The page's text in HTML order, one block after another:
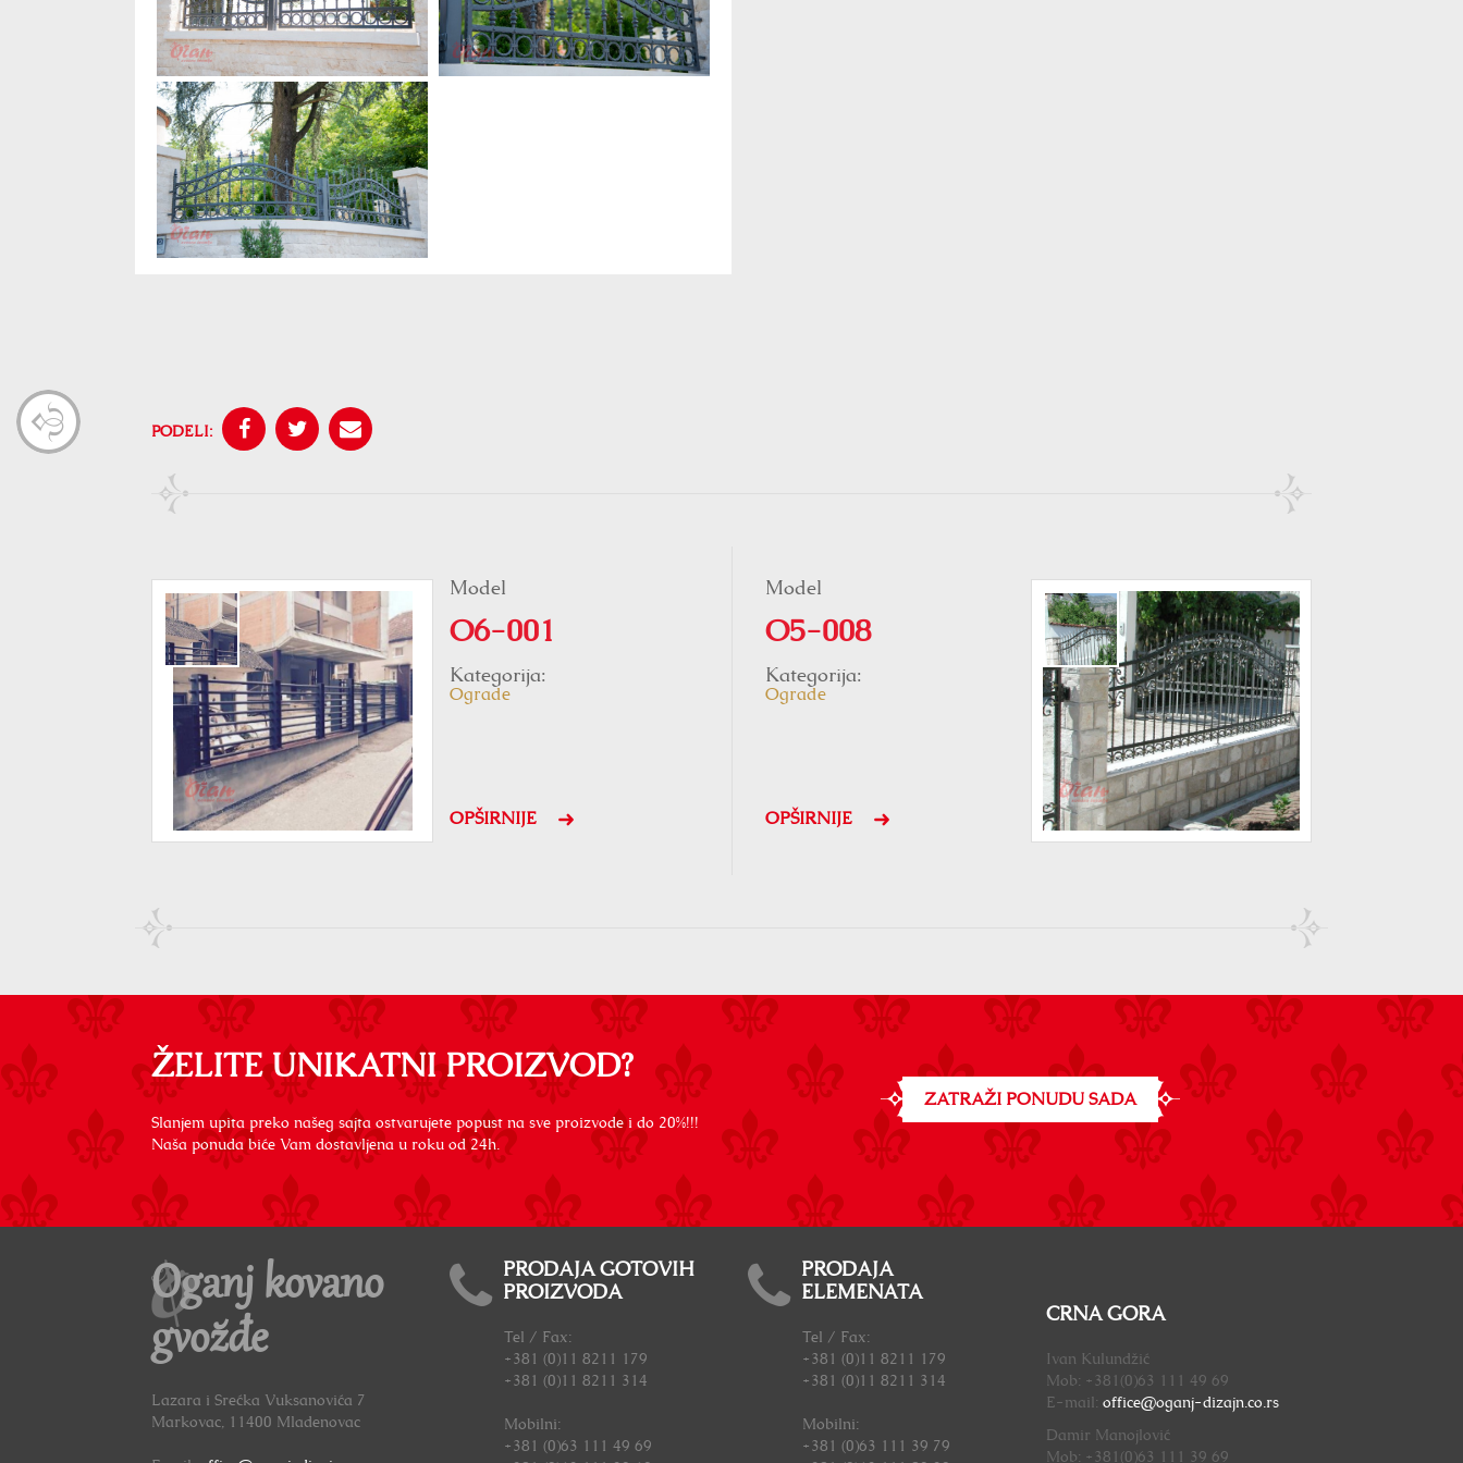
PODELI:
Model
O6-001
Kategorija:
Ograde
OPŠIRNIJE
Model
O5-008
Kategorija:
Ograde
OPŠIRNIJE
ŽELITE UNIKATNI PROIZVOD?
Slanjem upita preko našeg sajta ostvarujete popust na sve proizvode i do 20%!!!
Naša ponuda biće Vam dostavljena u roku od 24h.
ZATRAŽI PONUDU SADA
Oganj kovano
gvožđe
Lazara i Srećka Vuksanovića 7
Markovac, 11400 Mladenovac
PRODAJA GOTOVIH
PROIZVODA
Tel / Fax:
+381 (0)11 8211 179
+381 (0)11 8211 314
Mobilni:
+381 (0)63 111 49 69
PRODAJA
ELEMENATA
Tel / Fax:
+381 (0)11 8211 179
+381 (0)11 8211 314
Mobilni:
+381 (0)63 111 39 79
CRNA GORA
Ivan Kulundžić
Mob: +381(0)63 111 49 69
E-mail: office@oganj-dizajn. co.rs
Damir Manojlović
Mob: +381(0)63 111 39 69